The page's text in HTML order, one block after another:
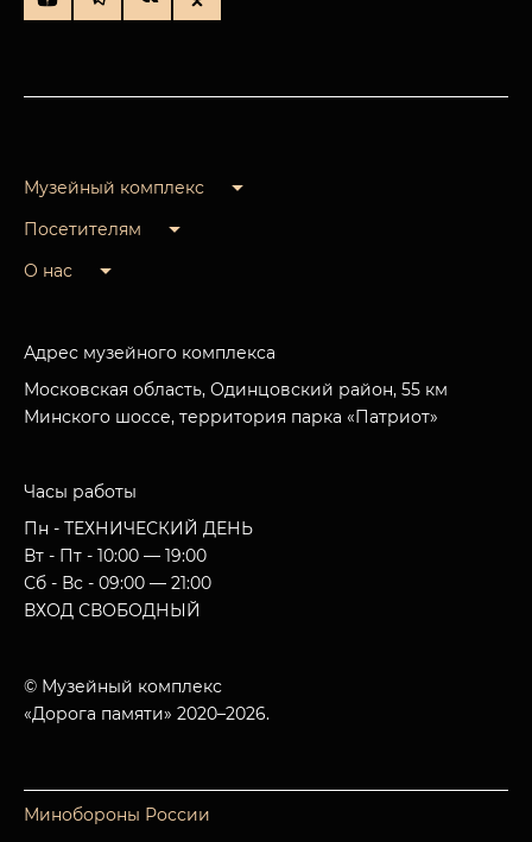
Музейный комплекс
Посетителям
О нас
Адрес музейного комплекса
Московская область, Одинцовский район, 55 км
Минского шоссе, территория парка «Патриот»
Часы работы
Пн - ТЕХНИЧЕСКИЙ ДЕНЬ
Вт - Пт - 10:00 — 19:00
Сб - Вс - 09:00 — 21:00
ВХОД СВОБОДНЫЙ
© Музейный комплекс
«Дорога памяти» 2020–2026.
Минобороны России